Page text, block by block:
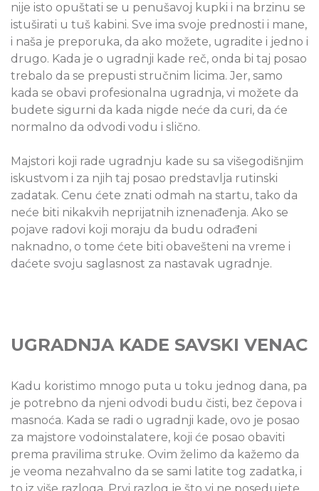
nije isto opuštati se u penušavoj kupki i na brzinu se
istuširati u tuš kabini. Sve ima svoje prednosti i mane,
i naša je preporuka, da ako možete, ugradite i jedno i
drugo. Kada je o ugradnji kade reč, onda bi taj posao
trebalo da se prepusti stručnim licima. Jer, samo
kada se obavi profesionalna ugradnja, vi možete da
budete sigurni da kada nigde neće da curi, da će
normalno da odvodi vodu i slično.
Majstori koji rade ugradnju kade su sa višegodišnjim
iskustvom i za njih taj posao predstavlja rutinski
zadatak. Cenu ćete znati odmah na startu, tako da
neće biti nikakvih neprijatnih iznenađenja. Ako se
pojave radovi koji moraju da budu odrađeni
naknadno, o tome ćete biti obavešteni na vreme i
daćete svoju saglasnost za nastavak ugradnje.
UGRADNJA KADE SAVSKI VENAC
Kadu koristimo mnogo puta u toku jednog dana, pa
je potrebno da njeni odvodi budu čisti, bez čepova i
masnoća. Kada se radi o ugradnji kade, ovo je posao
za majstore vodoinstalatere, koji će posao obaviti
prema pravilima struke. Ovim želimo da kažemo da
je veoma nezahvalno da se sami latite tog zadatka, i